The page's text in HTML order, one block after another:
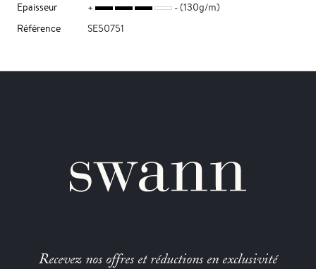
Epaisseur
(130g/m)
Référence
SE50751
Recevez nos offres et réductions en exclusivité